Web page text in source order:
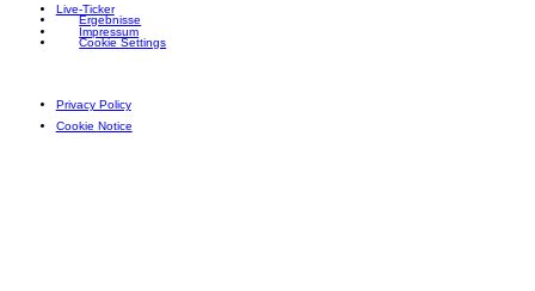
Live-Ticker
Ergebnisse
Impressum
Cookie Settings
Privacy Policy
Cookie Notice